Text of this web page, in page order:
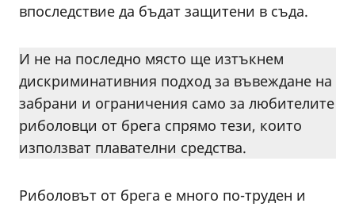
впоследствие да бъдат защитени в съда.
И не на последно място ще изтъкнем
дискриминативния подход за въвеждане на
забрани и ограничения само за любителите
риболовци от брега спрямо тези, които
използват плавателни средства.
Риболовът от брега е много по-труден и